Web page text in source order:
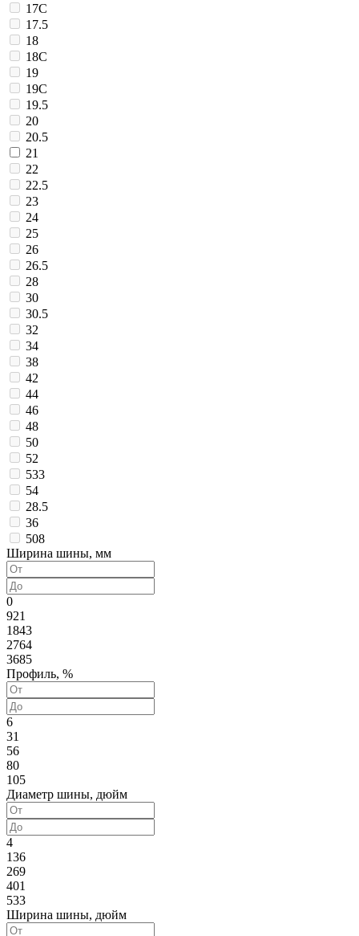
17C
17.5
18
18C
19
19C
19.5
20
20.5
21
22
22.5
23
24
25
26
26.5
28
30
30.5
32
34
38
42
44
46
48
50
52
533
54
28.5
36
508
Ширина шины, мм
0
921
1843
2764
3685
Профиль, %
6
31
56
80
105
Диаметр шины, дюйм
4
136
269
401
533
Ширина шины, дюйм